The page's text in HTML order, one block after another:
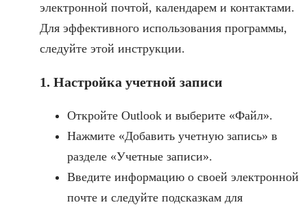
электронной почтой, календарем и контактами.
Для эффективного использования программы,
следуйте этой инструкции.
1. Настройка учетной записи
Откройте Outlook и выберите «Файл».
Нажмите «Добавить учетную запись» в
разделе «Учетные записи».
Введите информацию о своей электронной
почте и следуйте подсказкам для